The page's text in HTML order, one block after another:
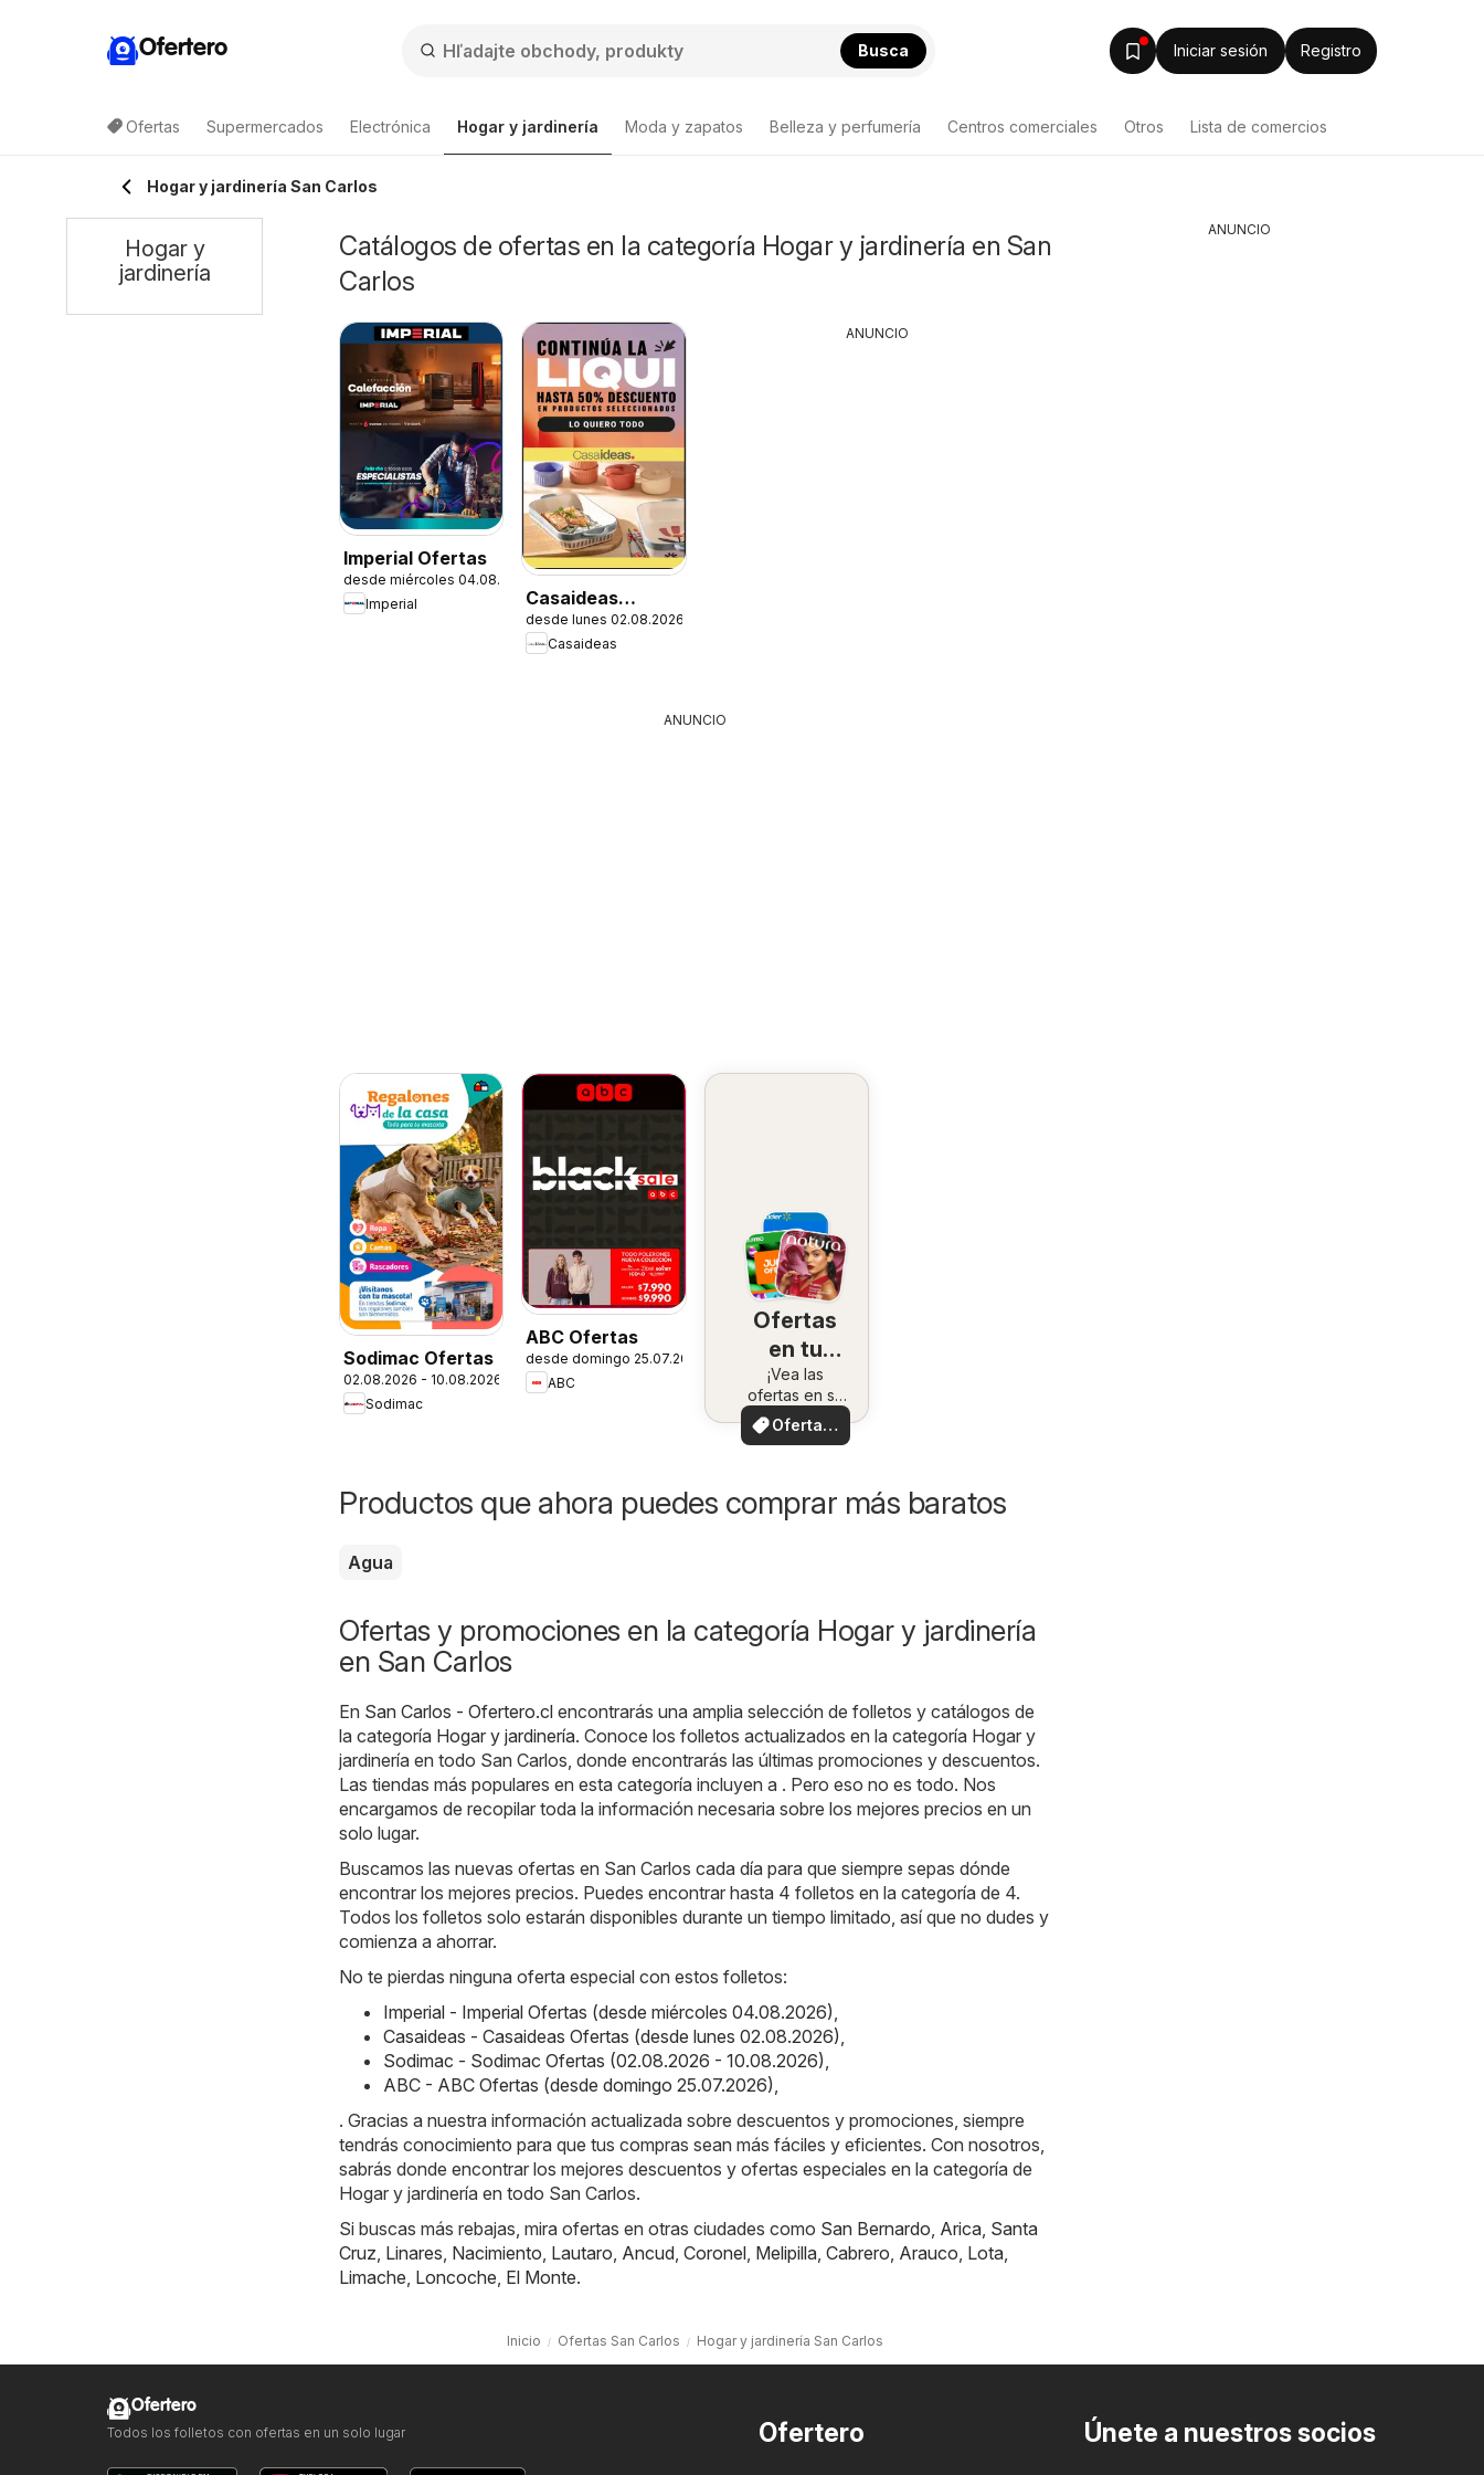
Ofertero Busca Iniciar sesión Registro
Ofertas Supermercados Electrónica Hogar y jardinería Moda y zapatos Belleza y perfumería Centros comerciales Otros Lista de comercios
Hogar y jardinería San Carlos
Catálogos de ofertas en la categoría Hogar y jardinería en San
Carlos
Imperial Ofertas
desde miércoles 04.08.2026
Imperial
Casaideas
Ofertas
desde lunes 02.08.2026
Casaideas
ANUNCIO
ANUNCIO
Sodimac Ofertas
02.08.2026 - 10.08.2026
Sodimac
ABC Ofertas
desde domingo 25.07.2026
ABC
Ofertas
en tu
zona
¡Vea las
ofertas en su
zona!
Ofertas
locales
Productos que ahora puedes comprar más baratos
Agua
Ofertas y promociones en la categoría Hogar y jardinería
en San Carlos
En San Carlos - Ofertero.cl encontrarás una amplia selección de folletos y catálogos de
la categoría Hogar y jardinería. Conoce los folletos actualizados en la categoría Hogar y
jardinería en todo San Carlos, donde encontrarás las últimas promociones y descuentos.
Las tiendas más populares en esta categoría incluyen a . Pero eso no es todo. Nos
encargamos de recopilar toda la información necesaria sobre los mejores precios en un
solo lugar.
Buscamos las nuevas ofertas en San Carlos cada día para que siempre sepas dónde
encontrar los mejores precios. Puedes encontrar hasta 4 folletos en la categoría de 4.
Todos los folletos solo estarán disponibles durante un tiempo limitado, así que no dudes y
comienza a ahorrar.
No te pierdas ninguna oferta especial con estos folletos:
Imperial - Imperial Ofertas (desde miércoles 04.08.2026),
Casaideas - Casaideas Ofertas (desde lunes 02.08.2026),
Sodimac - Sodimac Ofertas (02.08.2026 - 10.08.2026),
ABC - ABC Ofertas (desde domingo 25.07.2026),
. Gracias a nuestra información actualizada sobre descuentos y promociones, siempre
tendrás conocimiento para que tus compras sean más fáciles y eficientes. Con nosotros,
sabrás donde encontrar los mejores descuentos y ofertas especiales en la categoría de
Hogar y jardinería en todo San Carlos.
Si buscas más rebajas, mira ofertas en otras ciudades como San Bernardo, Arica, Santa
Cruz, Linares, Nacimiento, Lautaro, Ancud, Coronel, Melipilla, Cabrero, Arauco, Lota,
Limache, Loncoche, El Monte.
Inicio Ofertas San Carlos Hogar y jardinería San Carlos
Hogar y
jardinería
ANUNCIO
Ofertero Únete a nuestros socios
Ofertero
Todos los folletos con ofertas en un solo lugar